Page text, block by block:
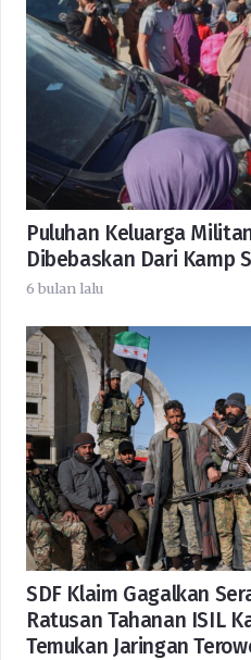
Puluhan Keluarga
Dibebaskan Dari Kamp
6 bulan lalu
SDF Klaim Gagalkan
Ratusan Tahanan ISIL
Temukan Jaringan